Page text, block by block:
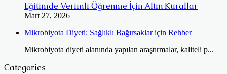
Eğitimde Verimli Öğrenme İçin Altın Kurallar
Mart 27, 2026
Mikrobiyota Diyeti: Sağlıklı Bağırsaklar için Rehber
Mikrobiyota diyeti alanında yapılan araştırmalar, kaliteli p...
Categories